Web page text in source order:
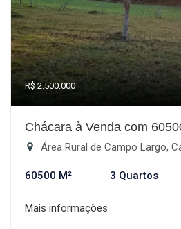
R$ 2.500.000
Chácara à Venda com
Área Rural de Campo Largo,
60500 M² 3 Quartos
Mais informações